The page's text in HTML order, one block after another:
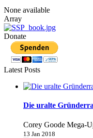
None available
Array
Donate
Latest Posts
Die uralte
Corey Goode Mega-
13 Jan 2018